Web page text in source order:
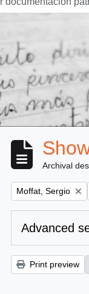
Archival
Remove filter:
Moffat, Sergio
Advanced
Print preview